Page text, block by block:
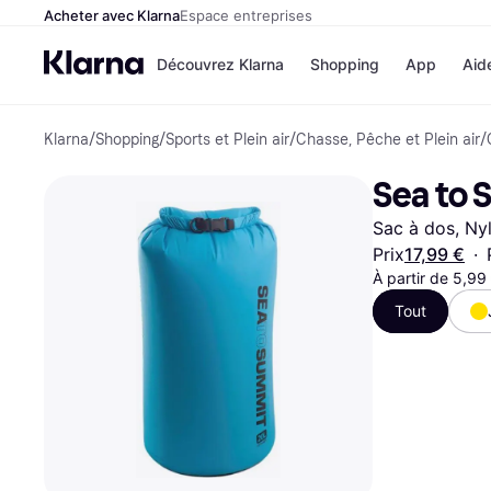
Acheter avec KlarnaEspace entreprises
Découvrez Klarna
Options de
paiement
Payer maintenant
Paiement en 3 fois
Paiement à 30 jours
Klarna sur Apple Pay
Shopping
Magasins
Airbnb
Temu
JD
Voir tous les
App
Klarna/Shopping/Sports et Plein air/Chasse, Pêche et Plein air/
Sea to
Sac à dos,
Prix17,99 € ·
À partir de 5,99
Tout